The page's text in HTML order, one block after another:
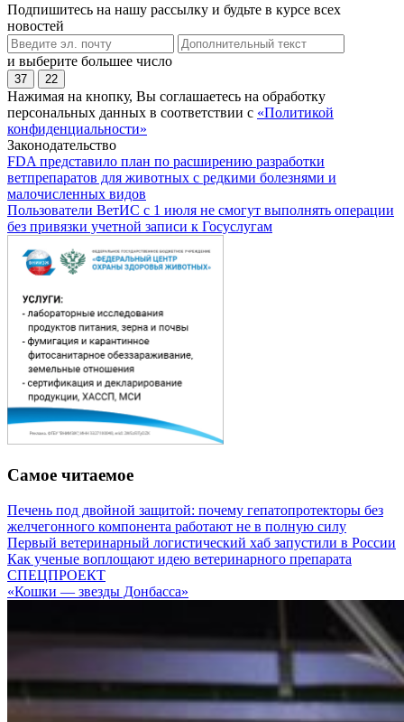
Подпишитесь на нашу рассылку и будьте в курсе всех
новостей
и выберите большее число
37 22
Нажимая на кнопку, Вы соглашаетесь на обработку
персональных данных в соответствии с «Политикой
конфиденциальности»
Законодательство
FDA представило план по расширению разработки
ветпрепаратов для животных с редкими болезнями и
малочисленных видов
Пользователи ВетИС с 1 июля не смогут выполнять операции
без привязки учетной записи к Госуслугам
Самое читаемое
Печень под двойной защитой: почему гепатопротекторы без
желчегонного компонента работают не в полную силу
Первый ветеринарный логистический хаб запустили в России
Как ученые воплощают идею ветеринарного препарата
СПЕЦПРОЕКТ
«Кошки — звезды Донбасса»